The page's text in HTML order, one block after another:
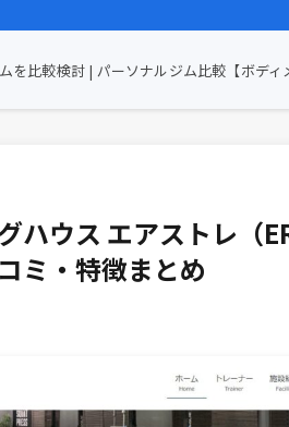
を比較検討 | パーソナルジム比較【ボディ
ハウス エアストレ（
ミ・特徴まとめ